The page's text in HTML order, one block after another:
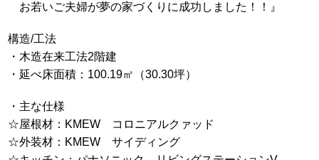
お若いご夫婦が夢の家づくりに成功しました！！』
構造/工法
・木造在来工法2階建
・延べ床面積：100.19㎡（30.30坪）
・主な仕様
☆屋根材：KMEW コロニアルクァッド
☆外装材：KMEW サイディング